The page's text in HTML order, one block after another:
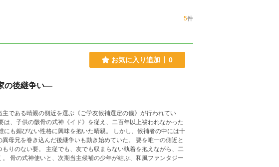
5件
お気に入り追加 0
の後継争い―
である晴親の側近を選ぶ《ご学友候補選定の儀》が行われてい
き込んだ後継争いも動き始めていた。 要を唯一の側近と
ない執着を抱えながら、二
ジー